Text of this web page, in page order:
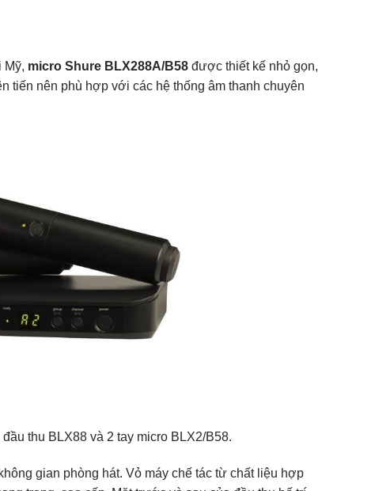
Mỹ, micro Shure BLX288A/B58 được thiết kế nhỏ gọn,
tiến nên phù hợp với các hệ thống âm thanh chuyên
thu BLX88 và 2 tay micro BLX2/B58.
gian phòng hát. Vỏ máy chế tác từ chất liệu hợp